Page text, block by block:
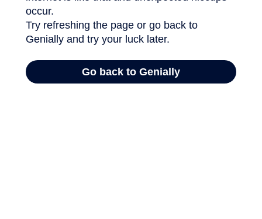
Aquesta conjunció de factors (a la que se’n podrien
afegir altres com la sensació de poc acompanyament
davant de la creixent complexitat de la professió
s’hi hagin sumat fins i tot els qui mai acostumen a fer-ho.
El cas més paradigmàtic, per insòlit, ha estat la decisió